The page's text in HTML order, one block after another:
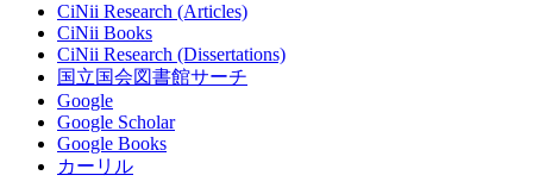
CiNii Research (Articles)
CiNii Books
CiNii Research (Dissertations)
国立国会図書館サーチ
Google
Google Scholar
Google Books
カーリル